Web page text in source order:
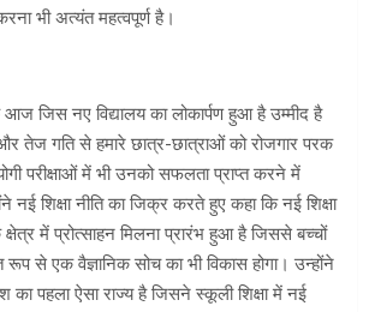
भी अत्यंत महत्वपूर्ण है।
जिस नए विद्यालय का लोकार्पण हुआ है उम्मीद है
और तेज गति से हमारे छात्र-छात्राओं को रोजगार परक
परीक्षाओं में भी उनको सफलता प्राप्त करने में
नई शिक्षा नीति का जिक्र करते हुए कहा कि नई शिक्षा
में प्रोत्साहन मिलना प्रारंभ हुआ है जिससे बच्चों
से एक वैज्ञानिक सोच का भी विकास होगा। उन्होंने
का पहला ऐसा राज्य है जिसने स्कूली शिक्षा में नई